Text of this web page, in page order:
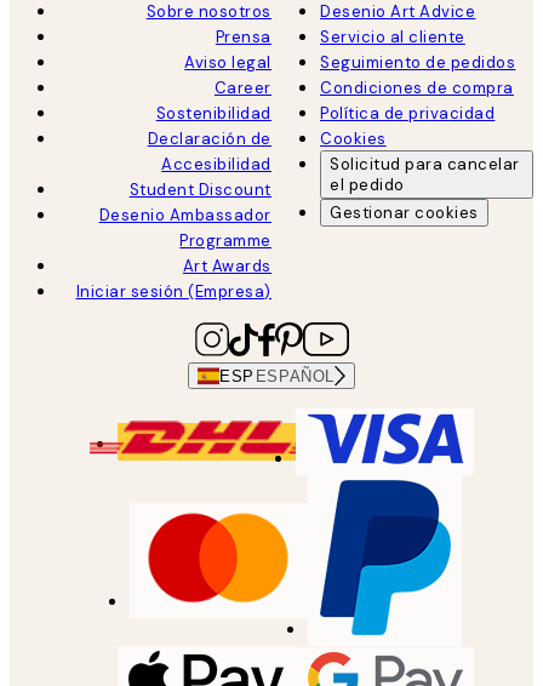
Sobre nosotros
Prensa
Aviso legal
Career
Sostenibilidad
Declaración de
Accesibilidad
Student Discount
Desenio Ambassador
Programme
Art Awards
Iniciar sesión (Empresa)
Desenio Art Advice
Servicio al cliente
Seguimiento de pedidos
Condiciones de compra
Política de privacidad
Cookies
Solicitud para cancelar
el pedido
Gestionar cookies
ESP ESPAÑOL